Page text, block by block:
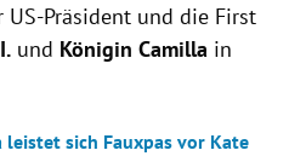
Präsident und die First
und Königin Camilla in
sich Fauxpas vor Kate